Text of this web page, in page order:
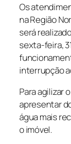
Os
na Região
será
sexta-feira,
interrupção
Para agilizar
apresentar
água mais
o imóvel.